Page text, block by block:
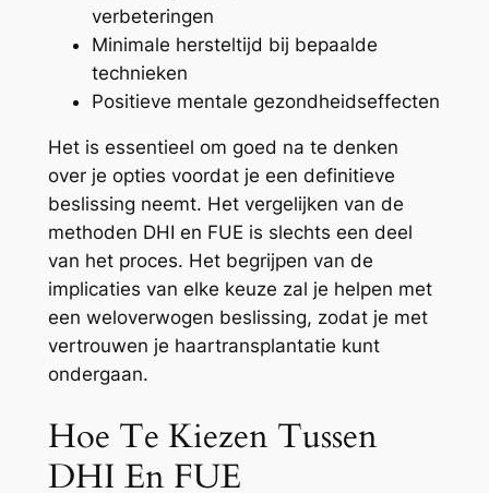
verbeteringen
Minimale hersteltijd bij bepaalde
technieken
Positieve mentale gezondheidseffecten
Het is essentieel om goed na te denken
over je opties voordat je een definitieve
beslissing neemt. Het vergelijken van de
methoden DHI en FUE is slechts een deel
van het proces. Het begrijpen van de
implicaties van elke keuze zal je helpen met
een weloverwogen beslissing, zodat je met
vertrouwen je haartransplantatie kunt
ondergaan.
Hoe Te Kiezen Tussen
DHI En FUE